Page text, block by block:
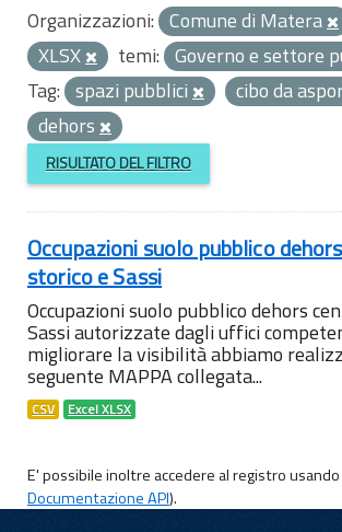
Organizzazioni: Comune di Matera
XLSX
temi: Governo e settore
Tag: spazi pubblici
cibo da
dehors
RISULTATO DEL FILTRO
Occupazioni suolo pubblico
storico e Sassi
Occupazioni suolo pubblico dehors
Sassi autorizzate dagli uffici
migliorare la visibilità abbiamo
seguente MAPPA collegata...
CSV Excel XLSX
E' possibile inoltre accedere al registro
Documentazione API).